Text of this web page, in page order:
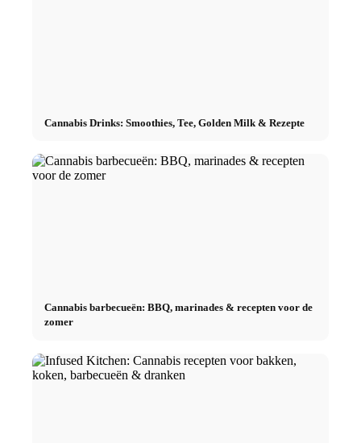
Cannabis Drinks: Smoothies, Tee, Golden Milk & Rezepte
Cannabis barbecueën: BBQ, marinades & recepten voor de
zomer